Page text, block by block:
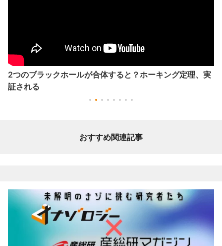
2つのブラックホールが合体すると？ホーキング定理、実
証される
おすすめ関連記事